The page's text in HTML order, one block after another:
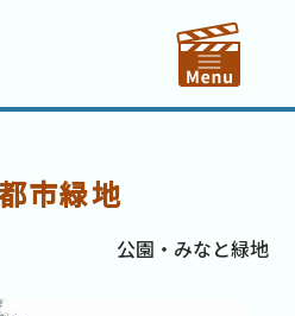
市緑地
公園・みなと緑地